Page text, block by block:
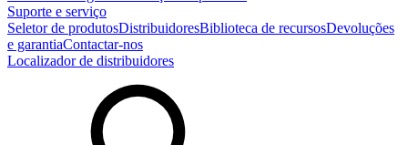
Suporte e serviço
Seletor de produtosDistribuidoresBiblioteca de recursosDevoluções
e garantiaContactar-nos
Localizador de distribuidores